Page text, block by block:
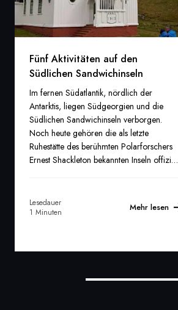
Fünf Aktivitäten auf den
Südlichen Sandwichinseln
Im fernen Südatlantik, nördlich der
Antarktis, liegen Südgeorgien und die
Südlichen Sandwichinseln verborgen.
Noch heute gehören die als letzte
Ruhestätte des berühmten Polarforschers
Ernest Shackleton bekannten Inseln offiziell
Lesedauer
1 Minuten
Mehr lesen